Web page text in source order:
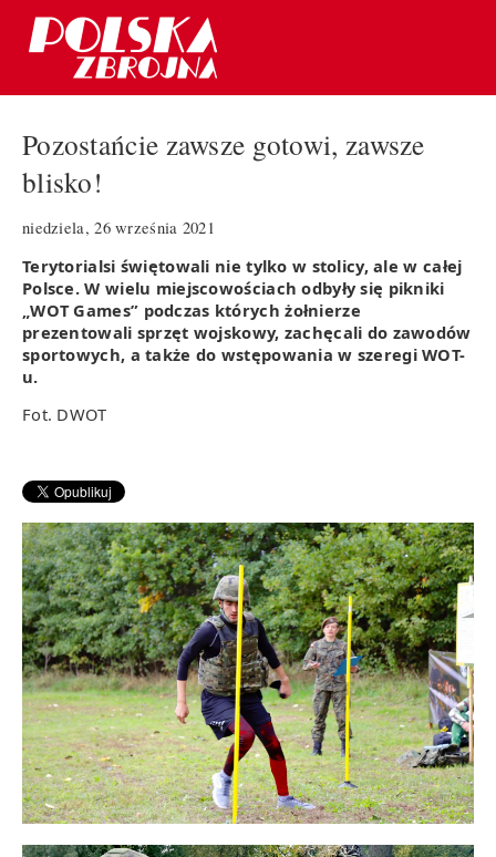
Pozostańcie zawsze gotowi, zawsze
blisko!
niedziela, 26 września 2021
Terytorialsi świętowali nie tylko w stolicy, ale w całej
Polsce. W wielu miejscowościach odbyły się pikniki
„WOT Games” podczas których żołnierze
prezentowali sprzęt wojskowy, zachęcali do zawodów
sportowych, a także do wstępowania w szeregi WOT-
u.
Fot. DWOT